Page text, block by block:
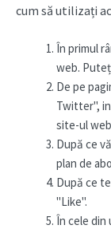
cum să utilizați
În primul
web.
De pe
Twitter",
site-ul
După ce
plan de
După ce
"Like".
În cele din